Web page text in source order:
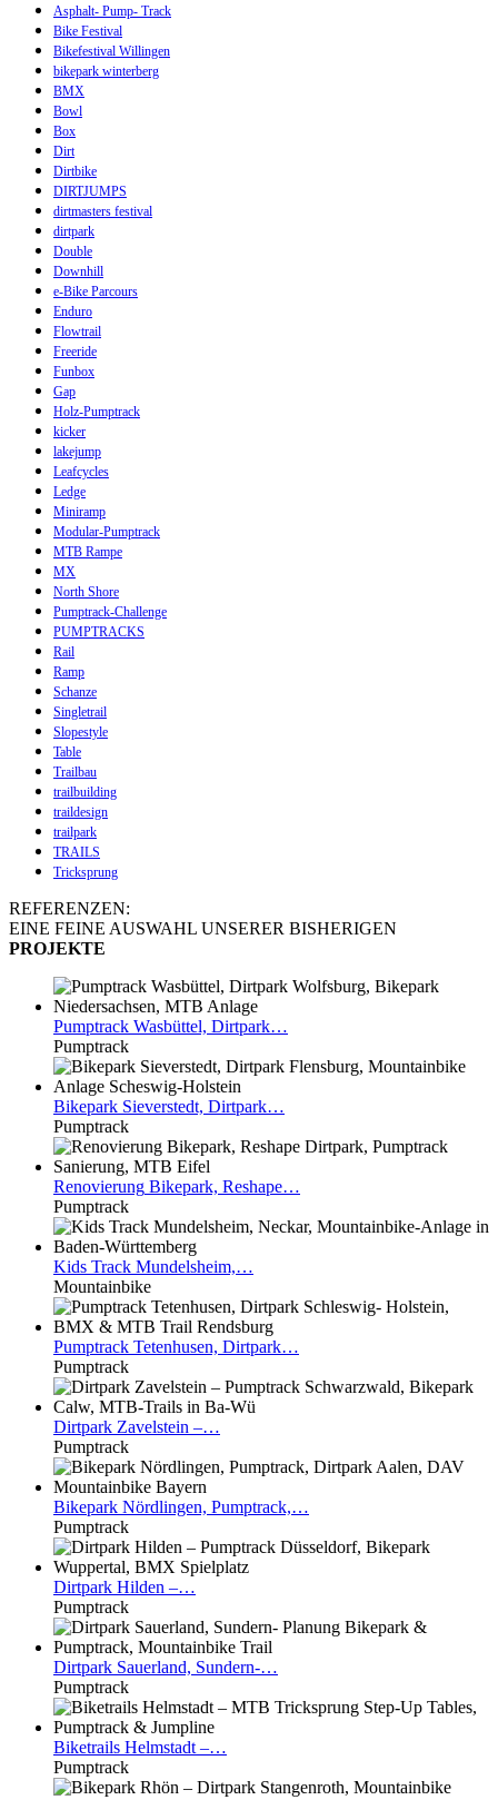
Asphalt- Pump- Track
Bike Festival
Bikefestival Willingen
bikepark winterberg
BMX
Bowl
Box
Dirt
Dirtbike
DIRTJUMPS
dirtmasters festival
dirtpark
Double
Downhill
e-Bike Parcours
Enduro
Flowtrail
Freeride
Funbox
Gap
Holz-Pumptrack
kicker
lakejump
Leafcycles
Ledge
Miniramp
Modular-Pumptrack
MTB Rampe
MX
North Shore
Pumptrack-Challenge
PUMPTRACKS
Rail
Ramp
Schanze
Singletrail
Slopestyle
Table
Trailbau
trailbuilding
traildesign
trailpark
TRAILS
Tricksprung
REFERENZEN:
EINE FEINE AUSWAHL UNSERER BISHERIGEN
PROJEKTE
Pumptrack Wasbüttel, Dirtpark…
Pumptrack
Bikepark Sieverstedt, Dirtpark…
Pumptrack
Renovierung Bikepark, Reshape…
Pumptrack
Kids Track Mundelsheim,…
Mountainbike
Pumptrack Tetenhusen, Dirtpark…
Pumptrack
Dirtpark Zavelstein –…
Pumptrack
Bikepark Nördlingen, Pumptrack,…
Pumptrack
Dirtpark Hilden –…
Pumptrack
Dirtpark Sauerland, Sundern-…
Pumptrack
Biketrails Helmstadt –…
Pumptrack